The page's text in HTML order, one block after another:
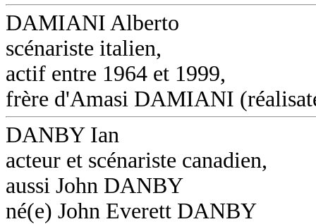
DAMIANI Alberto
scénariste italien,
actif entre 1964 et 1999,
frère d'Amasi DAMIANI
DANBY Ian
acteur et scénariste canadien,
aussi John DANBY
né(e) John Everett DANBY